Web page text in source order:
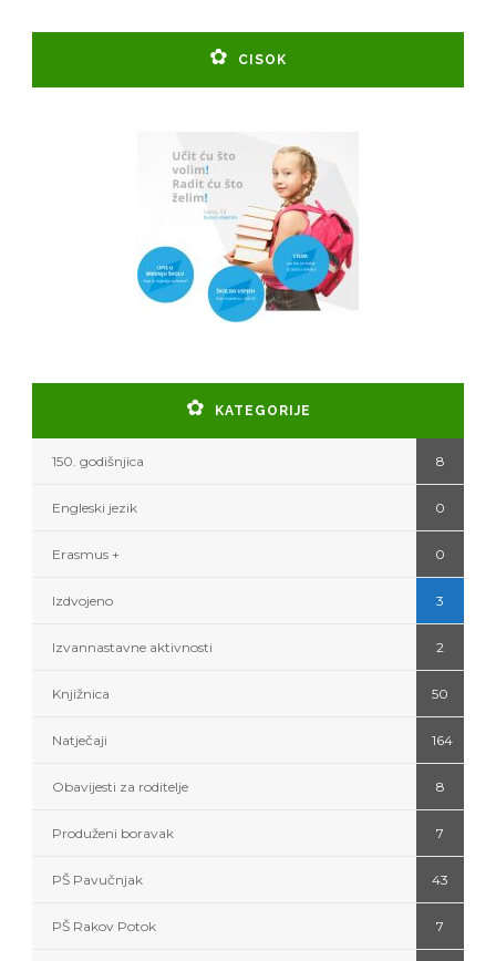
CISOK
KATEGORIJE
150. godišnjica 8
Engleski jezik 0
Erasmus + 0
Izdvojeno 3
Izvannastavne aktivnosti 2
Knjižnica 50
Natječaji 164
Obavijesti za roditelje 8
Produženi boravak 7
PŠ Pavučnjak 43
PŠ Rakov Potok 7